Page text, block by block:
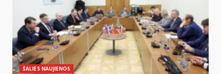
ŠALIES NAUJIENOS